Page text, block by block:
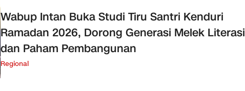
Wabup Intan Buka Studi Tiru Santri Kenduri
Ramadan 2026, Dorong Generasi Melek Literasi
dan Paham Pembangunan
Regional